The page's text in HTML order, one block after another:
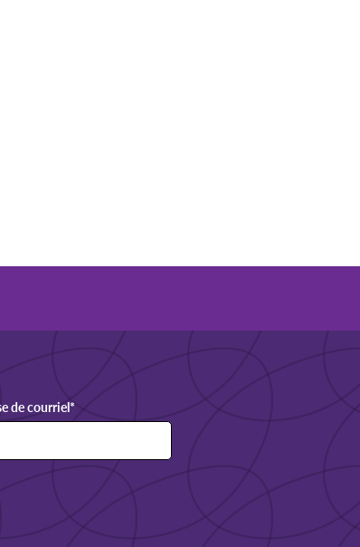
de courriel*